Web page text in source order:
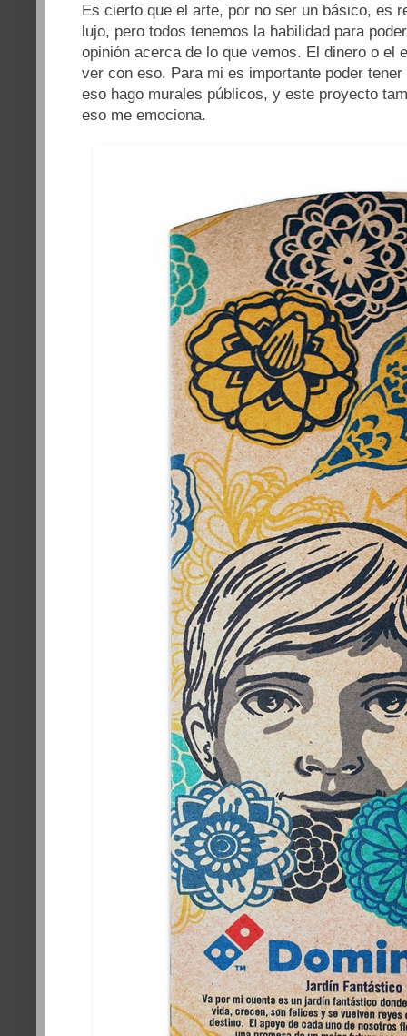
Es cierto que el arte, por no ser un básico, es
lujo, pero todos tenemos la habilidad para
opinión acerca de lo que vemos. El dinero o el
ver con eso. Para mi es importante poder
eso hago murales públicos, y este proyecto
eso me emociona.